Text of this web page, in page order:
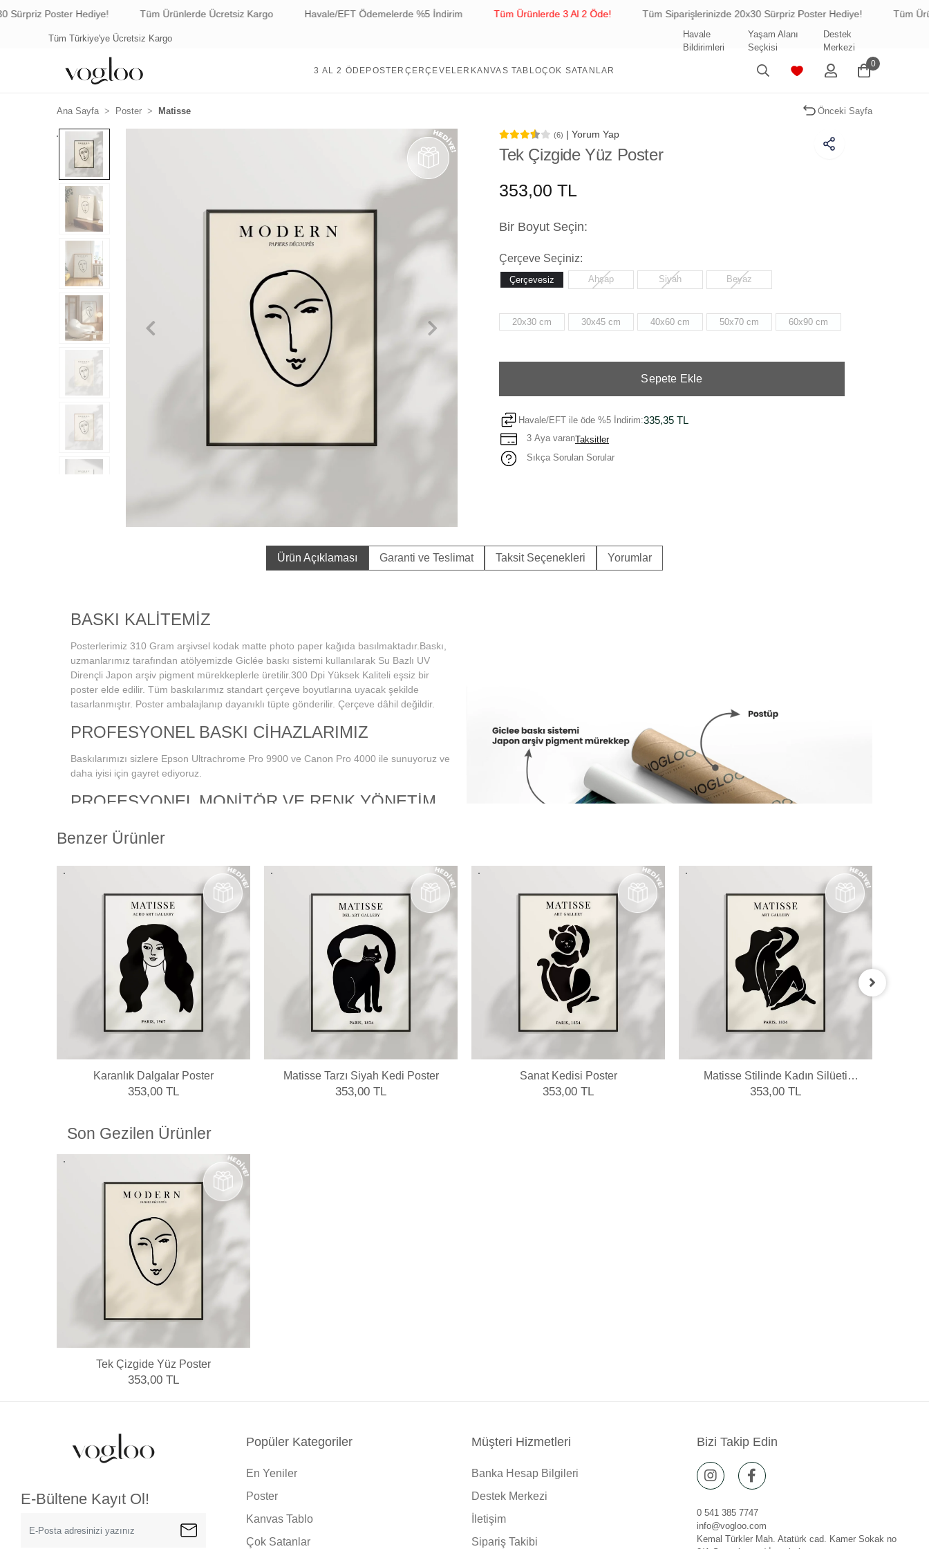
Poster Hediye! Tüm Ürünlerde Ücretsiz Kargo Havale/EFT Ödemelerde %5 İndirim Tüm Ürünlerde 3 Al 2 Öde! Tüm Siparişlerinizde 20x30 Sürpriz Poster Hediye! Tüm
Tüm Türkiye'ye Ücretsiz Kargo
Havale
Bildirimleri
Yaşam Alanı
Seçkisi
Destek
Merkezi
3 AL 2 ÖDEPOSTER ÇERÇEVELER KANVAS TABLOÇOK SATANLAR
0
Ana Sayfa Poster Matisse Önceki Sayfa
(6) | Yorum Yap
Tek Çizgide Yüz Poster
353,00 TL
Bir Boyut Seçin:
Çerçeve Seçiniz:
Çerçevesiz Ahşap Siyah Beyaz
20x30 cm 30x45 cm 40x60 cm 50x70 cm 60x90 cm
Sepete Ekle
Havale/EFT ile öde %5 İndirim:335,35 TL
3 Aya varanTaksitler
Sıkça Sorulan Sorular
Ürün Açıklaması Garanti ve Teslimat Taksit Seçenekleri Yorumlar
BASKI KALİTEMİZ
Posterlerimiz 310 Gram arşivsel kodak matte photo paper kağıda basılmaktadır.Baskı,
uzmanlarımız tarafından atölyemizde Giclée baskı sistemi kullanılarak Su Bazlı UV
Dirençli Japon arşiv pigment mürekkeplerle üretilir.300 Dpi Yüksek Kaliteli eşsiz bir
poster elde edilir. Tüm baskılarımız standart çerçeve boyutlarına uyacak şekilde
tasarlanmıştır. Poster ambalajlanıp dayanıklı tüpte gönderilir. Çerçeve dâhil değildir.
PROFESYONEL BASKI CİHAZLARIMIZ
Baskılarımızı sizlere Epson Ultrachrome Pro 9900 ve Canon Pro 4000 ile sunuyoruz ve
daha iyisi için gayret ediyoruz.
PROFESYONEL MONİTÖR VE RENK YÖNETİM
Dijital fotoğraf baskı teknolojisi başladığından bu yana doğru ve istenilen baskı
şekilde yapılmış olmasına bağlıdır. Bu da profesyonel monitör kullanımını
gerektirmektedir. Kullanmış olduğumuz Eizo monitörlerde düzenli aralıklarla renk
kalibrasyonu yapılmakta ve ekrandaki fotoğraf renkleri baskıda en doğru şekilde
çıkmaktadır. Ayrıca kullandığımız tüm kağıtlarımız için en hassas ve eşsiz renk
profillerini atölyemizde kendimiz yapmaktayız.
Benzer Ürünler
Karanlık Dalgalar Poster
353,00 TL
Matisse Tarzı Siyah Kedi Poster
353,00 TL
Sanat Kedisi Poster
353,00 TL
Matisse Stilinde Kadın Silüeti
Poster
353,00 TL
Son Gezilen Ürünler
Tek Çizgide Yüz Poster
353,00 TL
E-Bültene Kayıt Ol!
Popüler Kategoriler
En Yeniler
Poster
Kanvas Tablo
Çok Satanlar
Müşteri Hizmetleri
Banka Hesap Bilgileri
Destek Merkezi
İletişim
Sipariş Takibi
Bizi Takip Edin
0 541 385 7747
info@vogloo.com
Kemal Türkler Mah. Atatürk cad. Kamer Sokak no